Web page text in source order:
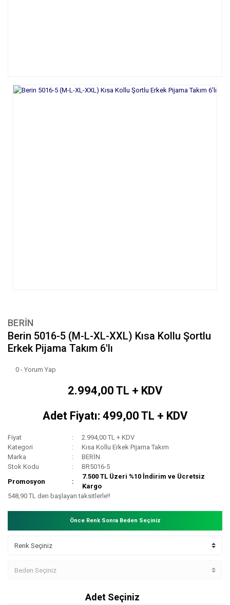
BERİN
Berin 5016-5 (M-L-XL-XXL) Kısa Kollu Şortlu
Erkek Pijama Takım 6'lı
0 - Yorum Yap
2.994,00 TL + KDV
Adet Fiyatı: 499,00 TL + KDV
Fiyat
2.994,00 TL + KDV
Kategori
Kısa Kollu Erkek Pijama Takım
Marka
BERİN
Stok Kodu
BR5016-5
Promosyon
7.500 TL Üzeri %10 İndirim ve Ücretsiz
Kargo
548,90 TL den başlayan taksitlerle!!
Önce Renk Sonra Beden Seçiniz
Adet Seçiniz